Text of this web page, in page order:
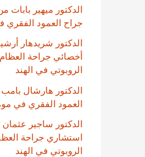
الدكتور ميهير
جراح العمود الفقري
الدكتور شريدهار
أخصائي جراحة
الروبوتي في الهند
الدكتور هارشال
العمود الفقري في
الدكتور ساجير
استشاري جراحة
الروبوتي في الهند